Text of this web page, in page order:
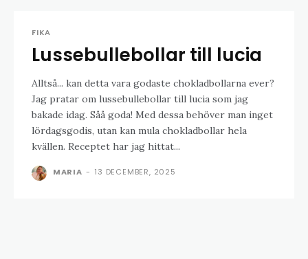
FIKA
Lussebullebollar till lucia
Alltså... kan detta vara godaste chokladbollarna ever?
Jag pratar om lussebullebollar till lucia som jag
bakade idag. Såå goda! Med dessa behöver man inget
lördagsgodis, utan kan mula chokladbollar hela
kvällen. Receptet har jag hittat...
MARIA - 13 DECEMBER, 2025